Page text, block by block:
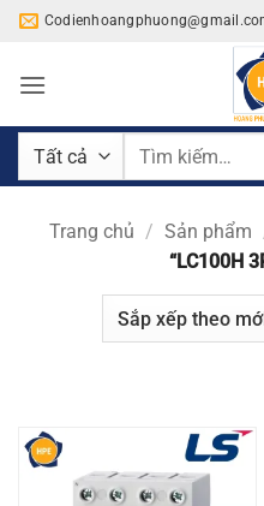
Bỏ
nội
Tìm
Trang chủ / Sản phẩm
“LC100H